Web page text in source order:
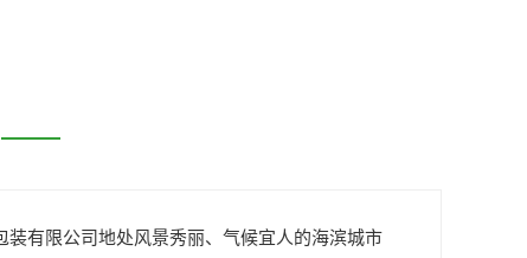
有限公司地处风景秀丽、气候宜人的海滨城市